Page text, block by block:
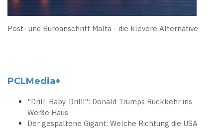
Post- und Büroanschrift Malta - die klevere Alternative
PCLMedia+
"Drill, Baby, Drill!": Donald Trumps Rückkehr ins
Weiße Haus
Der gespaltene Gigant: Welche Richtung die USA